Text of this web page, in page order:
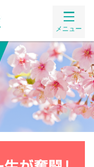
メニュー